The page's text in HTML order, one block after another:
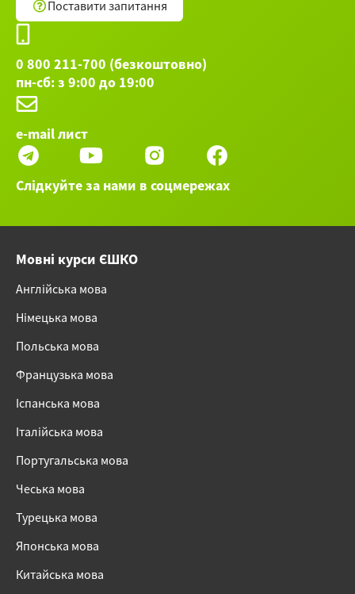
местоимений «lo, la, li, le» и
Числительные. Пасха в Италии (I
numerali. La Pasqua in Italia)
Поставити запитання
0 800 211-700 (безкоштовно)
пн-сб: з 9:00 до 19:00
e-mail лист
Слідкуйте за нами в соцмережах
Мовні курси ЄШКО
Англійська мова
Німецька мова
Польська мова
Французька мова
Іспанська мова
Італійська мова
Португальська мова
Чеська мова
Турецька мова
Японська мова
Китайська мова